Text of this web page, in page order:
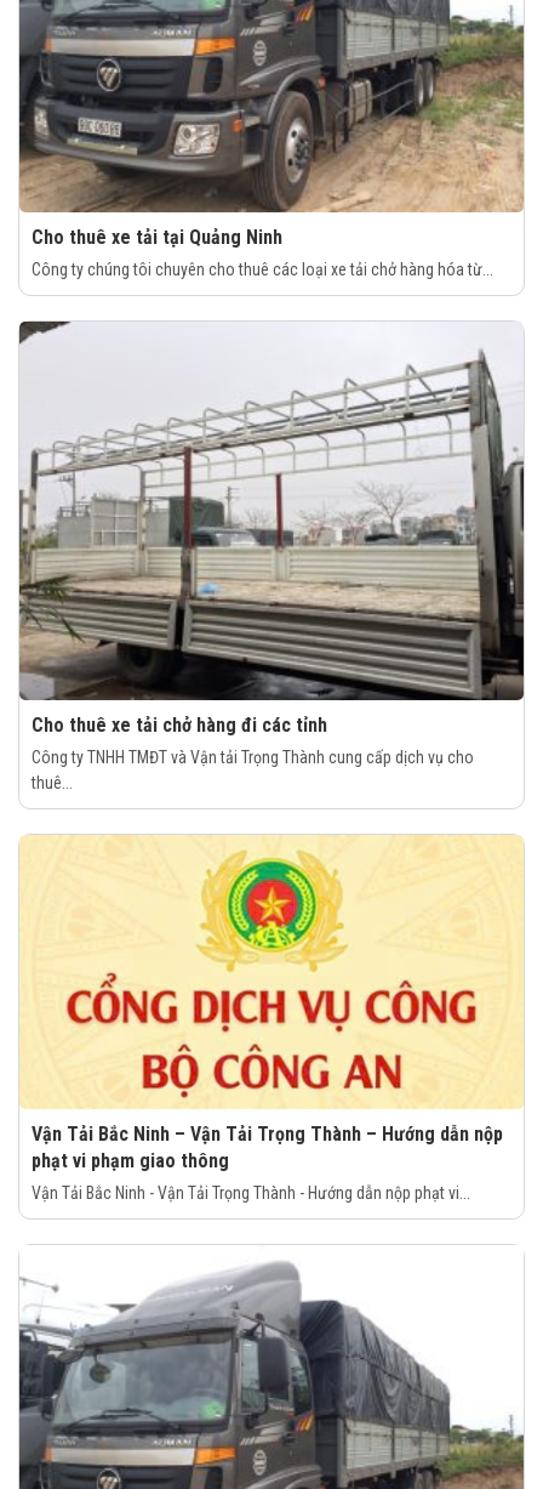
Cho thuê xe tải tại Quảng Ninh
Công ty chúng tôi chuyên cho thuê các loại xe tải chở hàng hóa từ...
Cho thuê xe tải chở hàng đi các tỉnh
Công ty TNHH TMĐT và Vận tải Trọng Thành cung cấp dịch vụ cho
thuê...
Vận Tải Bắc Ninh – Vận Tải Trọng Thành – Hướng dẫn nộp
phạt vi phạm giao thông
Vận Tải Bắc Ninh - Vận Tải Trọng Thành - Hướng dẫn nộp phạt vi...